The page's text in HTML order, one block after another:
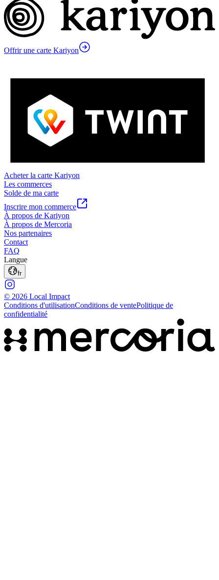
Offrir une carte Kariyon
Acheter la carte Kariyon
Les commerces
Solde de ma carte
Inscrire mon commerce
À propos de Kariyon
À propos de Mercoria
Nos partenaires
Contact
FAQ
Langue
fr
© 2026 Local Impact
Conditions d'utilisationConditions de ventePolitique de
confidentialité